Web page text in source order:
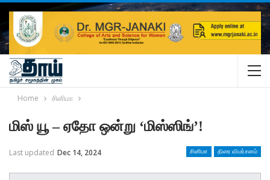
Home சினிமா
மிஸ் யூ – ஏதோ ஒன்று ‘மிஸ்ஸிங்’!
சினிமா திரை விமர்சனம்
Last updated Dec 14, 2024